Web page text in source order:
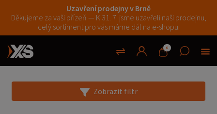
Uzavření prodejny v Brně
Děkujeme za vaši přízeň — K 31. 7. jsme uzavřeli naši prodejnu,
celý sortiment pro vás máme dál na e-shopu.
0
Zobrazit filtr